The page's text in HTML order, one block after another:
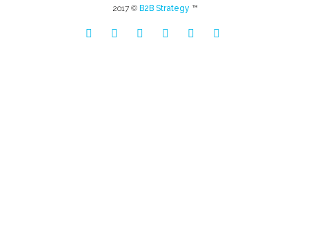
2017 © B2B Strategy ™